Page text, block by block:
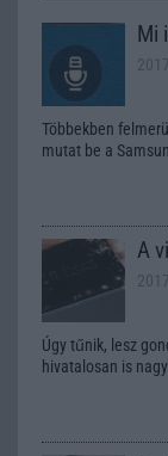
Mi
Többekben
mutat be a
A
Úgy tűnik, lesz
hivatalosan is